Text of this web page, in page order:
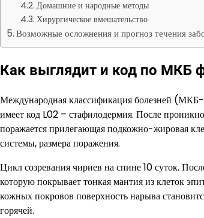
Домашние и народные методы
Хирургическое вмешательство
Возможные осложнения и прогноз течения
Как выглядит и код по МКБ
Международная классификация болезней
имеет код L02 – стафилодермия. После
поражается прилегающая подкожно-жировая
системы, размера поражения.
Цикл созревания чириев на спине 10 суток.
которую покрывает тонкая мантия из клеток
кожных покровов поверхность нарыва
горячей.